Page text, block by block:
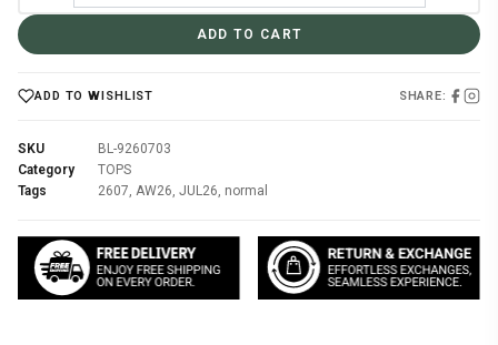
ADD TO CART
ADD TO WISHLIST SHARE:
SKU
BL-9260703
Category
TOPS
Tags
2607, AW26, JUL26, normal